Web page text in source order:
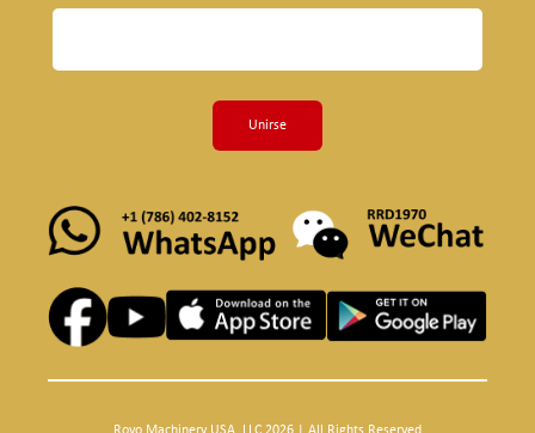
Unirse